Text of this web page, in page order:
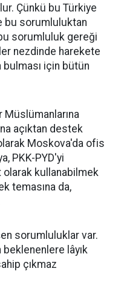
Çünkü bu Türkiye
bu sorumluluktan
sorumluluk gereği
nezdinde harekete
için bütün
Müslümanlarına
açıktan destek
Moskova'da ofis
PKK-PYD'yi
olarak kullanabilmek
temasına da,
sorumluluklar var.
lâyık
çıkmaz